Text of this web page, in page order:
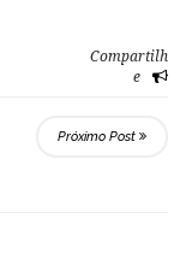
Compartilh
e
Próximo Post